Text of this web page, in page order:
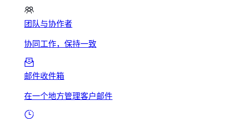
团队与协作者
协同工作，保持一致
邮件收件箱
在一个地方管理客户邮件